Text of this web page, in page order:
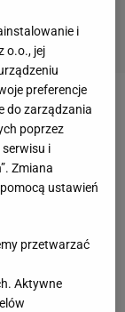
przed
"Coś
zdobył Ilkay
i
o.o., jej
preferencje
do zarządzania
poprzez
i
Zmiana
ustawień
przetwarzać
Aktywne